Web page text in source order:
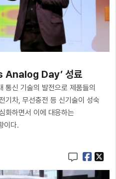
Analog Day’ 성료
통신 기술의 발전으로 제품들의
기차, 무선충전 등 신기술이 성숙
화하면서 이에 대응하는
이다.